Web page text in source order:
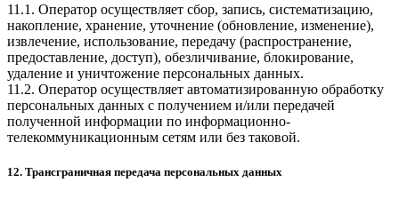
11.1. Оператор осуществляет сбор, запись, систематизацию,
накопление, хранение, уточнение (обновление, изменение),
извлечение, использование, передачу (распространение,
предоставление, доступ), обезличивание, блокирование,
удаление и уничтожение персональных данных.
11.2. Оператор осуществляет автоматизированную обработку
персональных данных с получением и/или передачей
полученной информации по информационно-
телекоммуникационным сетям или без таковой.
12. Трансграничная передача персональных данных